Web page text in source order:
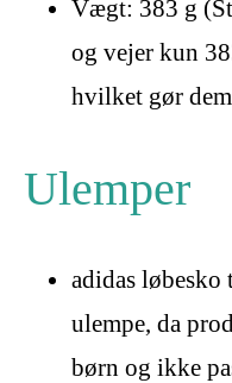
Vægt: 383 g
og vejer kun
hvilket gør
Ulemper
adidas
ulempe, da
børn og ikke